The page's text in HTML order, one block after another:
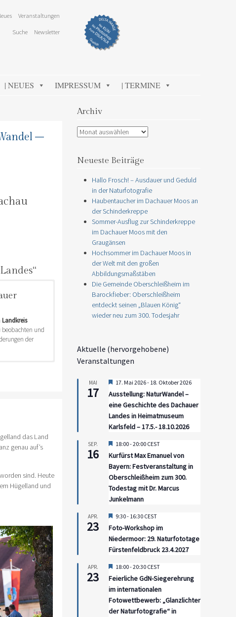
Veranstaltungen
Suche Newsletter
| NEUES IMPRESSUM | TERMINE
–
Landkreis
und
der
das Land
genau auf’s
sind. Heute
Hügelland und
Archiv
Archiv
Neueste Beiträge
Hallo Frosch! – Ausdauer und Geduld
in der Naturfotografie
Haubentaucher im Dachauer Moos an
der Schinderkreppe
Sommer-Ausflug zur Schinderkreppe
im Dachauer Moos mit den
Graugänsen
Hochsommer im Dachauer Moos in
der Welt mit den großen
Abbildungsmaßstäben
Die Gemeinde Oberschleißheim im
Barockfieber: Oberschleißheim
entdeckt seinen „Blauen König“
wieder neu zum 300. Todesjahr
Aktuelle (hervorgehobene)
Veranstaltungen
MAI
17
Hervorgehoben
17. Mai 2026- 18. Oktober 2026
Ausstellung: NaturWandel –
eine Geschichte des Dachauer
Landes in Heimatmuseum
Karlsfeld – 17.5.- 18.10.2026
SEP.
16
Hervorgehoben
18:00-20:00 CEST
Kurfürst Max Emanuel von
Bayern: Festveranstaltung in
Oberschleißheim zum 300.
Todestag mit Dr. Marcus
Junkelmann
APR.
23
Hervorgehoben
9:30- 16:30 CEST
Foto-Workshop im
Niedermoor: 29. Naturfototage
Fürstenfeldbruck 23.4.2027
APR.
23
Hervorgehoben
18:00-20:30 CEST
Feierliche GdN-Siegerehrung
im internationalen
Fotowettbewerb: „Glanzlichter
der Naturfotografie“ in